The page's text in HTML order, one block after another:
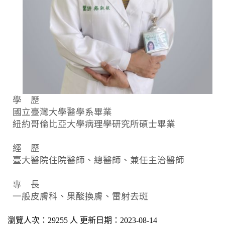
學 歷
國立臺灣大學醫學系畢業
紐約哥倫比亞大學病理學研究所碩士畢業
經 歷
臺大醫院住院醫師、總醫師、兼任主治醫師
專 長
一般皮膚科、果酸換膚、雷射去斑
瀏覽人次：29255 人 更新日期：2023-08-14